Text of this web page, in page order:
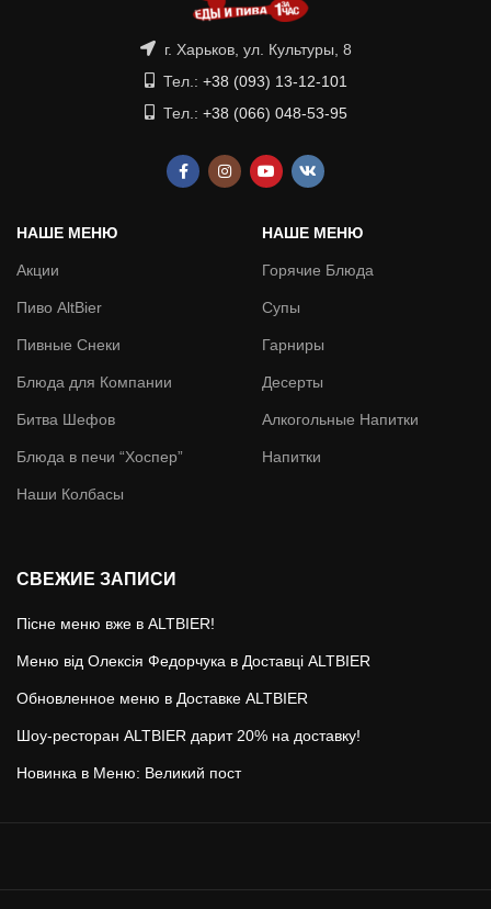
г. Харьков, ул. Культуры, 8
Тел.: +38 (093) 13-12-101
Тел.: +38 (066) 048-53-95
НАШЕ МЕНЮ
Акции
Пиво AltBier
Пивные Снеки
Блюда для Компании
Битва Шефов
Блюда в печи “Хоспер”
Наши Колбасы
НАШЕ МЕНЮ
Горячие Блюда
Супы
Гарниры
Десерты
Алкогольные Напитки
Напитки
СВЕЖИЕ ЗАПИСИ
Пісне меню вже в ALTBIER!
Меню від Олексія Федорчука в Доставці ALTBIER
Обновленное меню в Доставке ALTBIER
Шоу-ресторан ALTBIER дарит 20% на доставку!
Новинка в Меню: Великий пост